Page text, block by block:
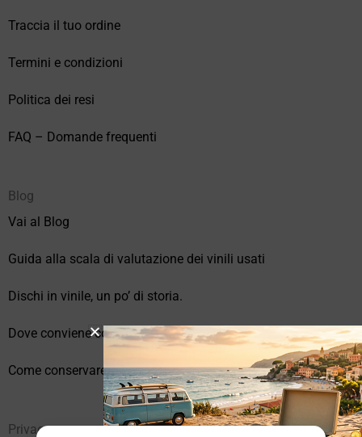
Traccia il tuo ordine
Termini e condizioni
Politica dei resi
FAQ – Domande frequenti
Blog
Vai al Blog
Guida alla scala di valutazione dei vinili usati
Dischi in vinile, un po’ di storia.
Dove conviene comprare vinili online?
Come conservare correttamente i vinili usati
Privacy